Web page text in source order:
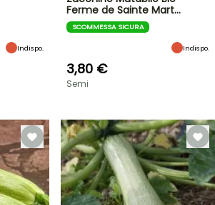
Indispo.
Ferme de Sainte Mart…
SCOMMESSA SICURA
Indispo.
3,80 €
Semi